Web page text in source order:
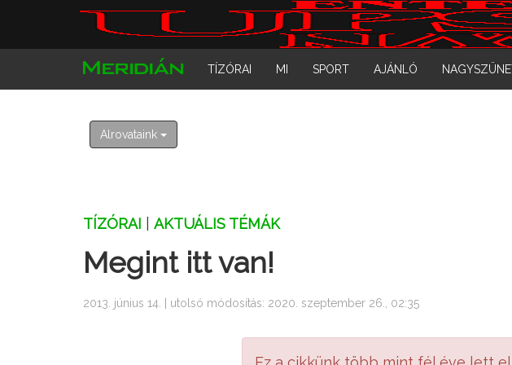
TÍZÓRAI MI SPORT AJÁNLÓ
Alrovataink
TÍZÓRAI AKTUÁLIS TÉMÁK
Megint itt van!
2013. június 14. | utolsó módosítás: 2020. szeptember 26., 02:35